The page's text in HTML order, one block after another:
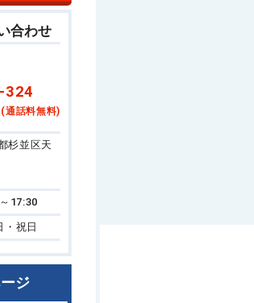
合わせ
324
(通話料無料)
杉並区天
17:30
祝日
ジ